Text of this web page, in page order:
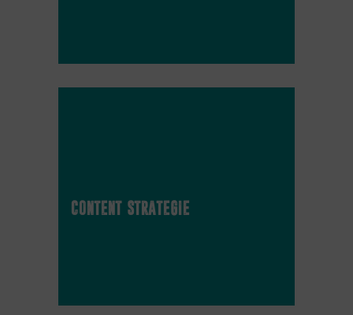
content strategie